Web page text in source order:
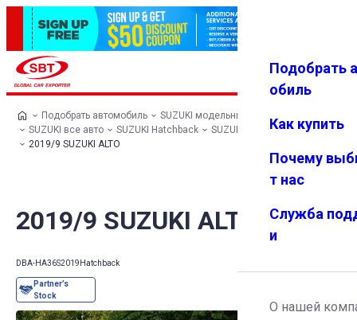
Избранн
Меню
Подобрать
обиль
Как купить
Почему
т нас
Служба
и
О нашей
Подобрать автомобиль
SUZUKI модельный ряд
SUZUKI все авто
SUZUKI Hatchback
SUZUKI ALTO
2019/9 SUZUKI ALTO
2019/9 SUZUKI ALTO
DBA-HA36S2019 Hatchback